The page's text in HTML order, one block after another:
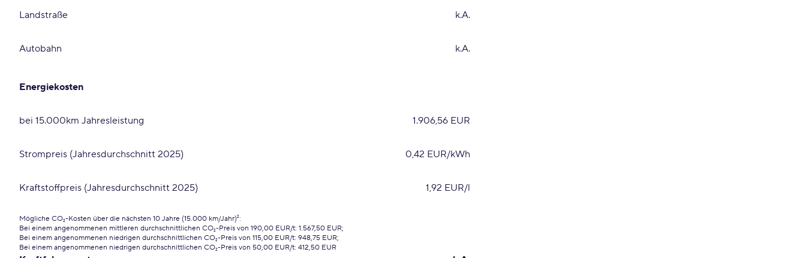
Landstraße k.A.
Autobahn k.A.
Energiekosten
bei 15.000km Jahresleistung 1.906,56 EUR
Strompreis (Jahresdurchschnitt 2025) 0,42 EUR/kWh
Kraftstoffpreis (Jahresdurchschnitt 2025) 1,92 EUR/l
Mögliche CO₂-Kosten über die nächsten 10 Jahre (15.000 km/Jahr)²:
Bei einem angenommenen mittleren durchschnittlichen CO₂-Preis von 190,00 EUR/t: 1.567,50 EUR;
Bei einem angenommenen niedrigen durchschnittlichen CO₂-Preis von 115,00 EUR/t: 948,75 EUR;
Bei einem angenommenen niedrigen durchschnittlichen CO₂-Preis von 50,00 EUR/t: 412,50 EUR